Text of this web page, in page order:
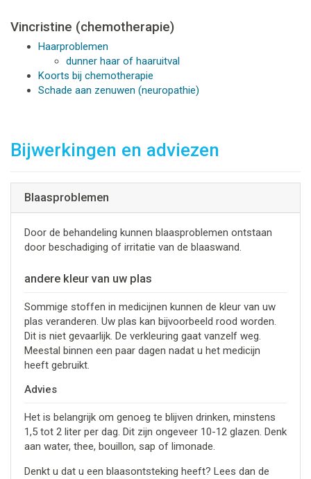
Vincristine (chemotherapie)
Haarproblemen
dunner haar of haaruitval
Koorts bij chemotherapie
Schade aan zenuwen (neuropathie)
Bijwerkingen en adviezen
Blaasproblemen
Door de behandeling kunnen blaasproblemen ontstaan
door beschadiging of irritatie van de blaaswand.
andere kleur van uw plas
Sommige stoffen in medicijnen kunnen de kleur van uw
plas veranderen. Uw plas kan bijvoorbeeld rood worden.
Dit is niet gevaarlijk. De verkleuring gaat vanzelf weg.
Meestal binnen een paar dagen nadat u het medicijn
heeft gebruikt.
Advies
Het is belangrijk om genoeg te blijven drinken, minstens
1,5 tot 2 liter per dag. Dit zijn ongeveer 10-12 glazen. Denk
aan water, thee, bouillon, sap of limonade.
Denkt u dat u een blaasontsteking heeft? Lees dan de